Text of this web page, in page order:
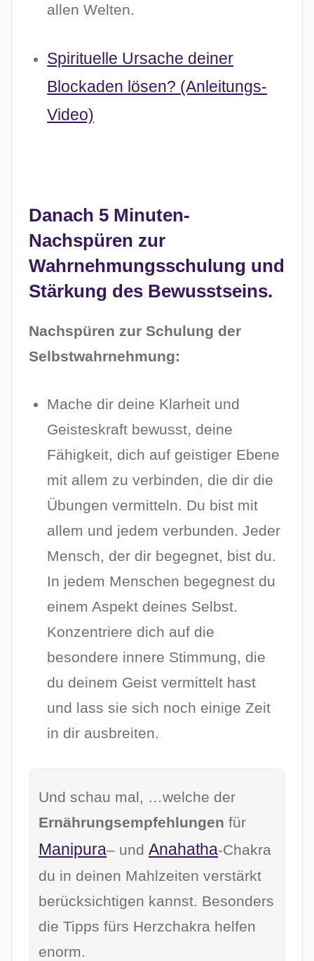
allen Welten.
Spirituelle Ursache deiner
Blockaden lösen? (Anleitungs-
Video)
Danach 5 Minuten-
Nachspüren zur
Wahrnehmungsschulung und
Stärkung des Bewusstseins.
Nachspüren zur Schulung der
Selbstwahrnehmung:
Mache dir deine Klarheit und
Geisteskraft bewusst, deine
Fähigkeit, dich auf geistiger Ebene
mit allem zu verbinden, die dir die
Übungen vermitteln. Du bist mit
allem und jedem verbunden. Jeder
Mensch, der dir begegnet, bist du.
In jedem Menschen begegnest du
einem Aspekt deines Selbst.
Konzentriere dich auf die
besondere innere Stimmung, die
du deinem Geist vermittelt hast
und lass sie sich noch einige Zeit
in dir ausbreiten.
Und schau mal, …welche der
Ernährungsempfehlungen für
Manipura– und Anahatha-Chakra
du in deinen Mahlzeiten verstärkt
berücksichtigen kannst. Besonders
die Tipps fürs Herzchakra helfen
enorm.